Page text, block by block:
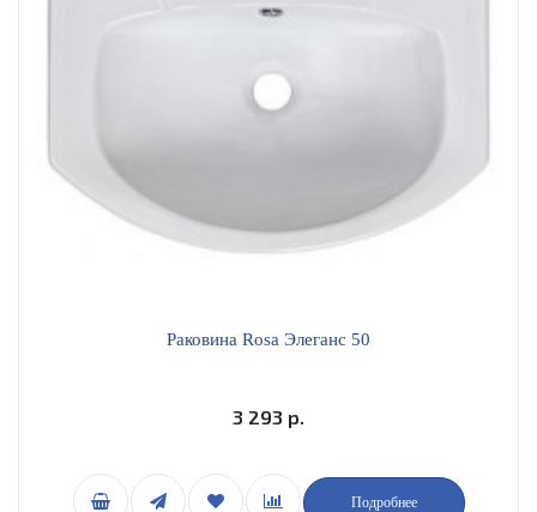
Раковина Rosa Элеганс 50
3 293 р.
Подробнее